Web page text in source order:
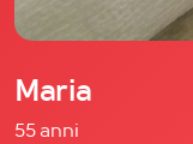
YouTube
Instagram
TikTok
Maria
55 anni